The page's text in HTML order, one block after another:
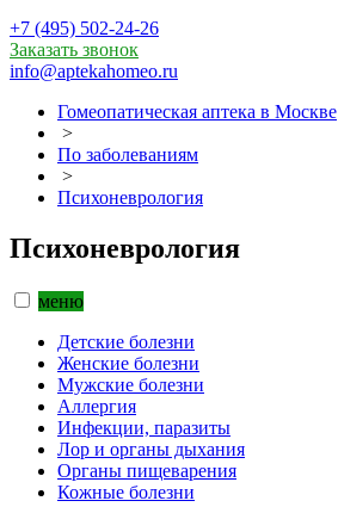
+7 (495) 502-24-26
Заказать звонок
info@aptekahomeo.ru
Гомеопатическая аптека в Москве
>
По заболеваниям
>
Психоневрология
Психоневрология
меню
Детские болезни
Женские болезни
Мужские болезни
Аллергия
Инфекции, паразиты
Лор и органы дыхания
Органы пищеварения
Кожные болезни